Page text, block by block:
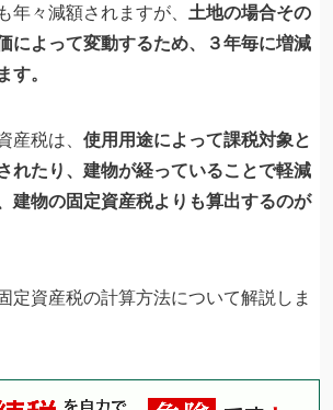
年々減額されますが、 土地の場合その
によって変動するため、３年毎に増減
す。
産税は、 使用用途によって課税対象と
れたり、建物が経っていることで軽減
建物の固定資産税よりも算出するのが
定資産税の計算方法について解説しま